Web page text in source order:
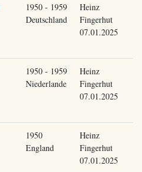
1950 - 1959
Deutschland
Heinz
Fingerhut
07.01.2025
1950 - 1959
Niederlande
Heinz
Fingerhut
07.01.2025
1950
England
Heinz
Fingerhut
07.01.2025